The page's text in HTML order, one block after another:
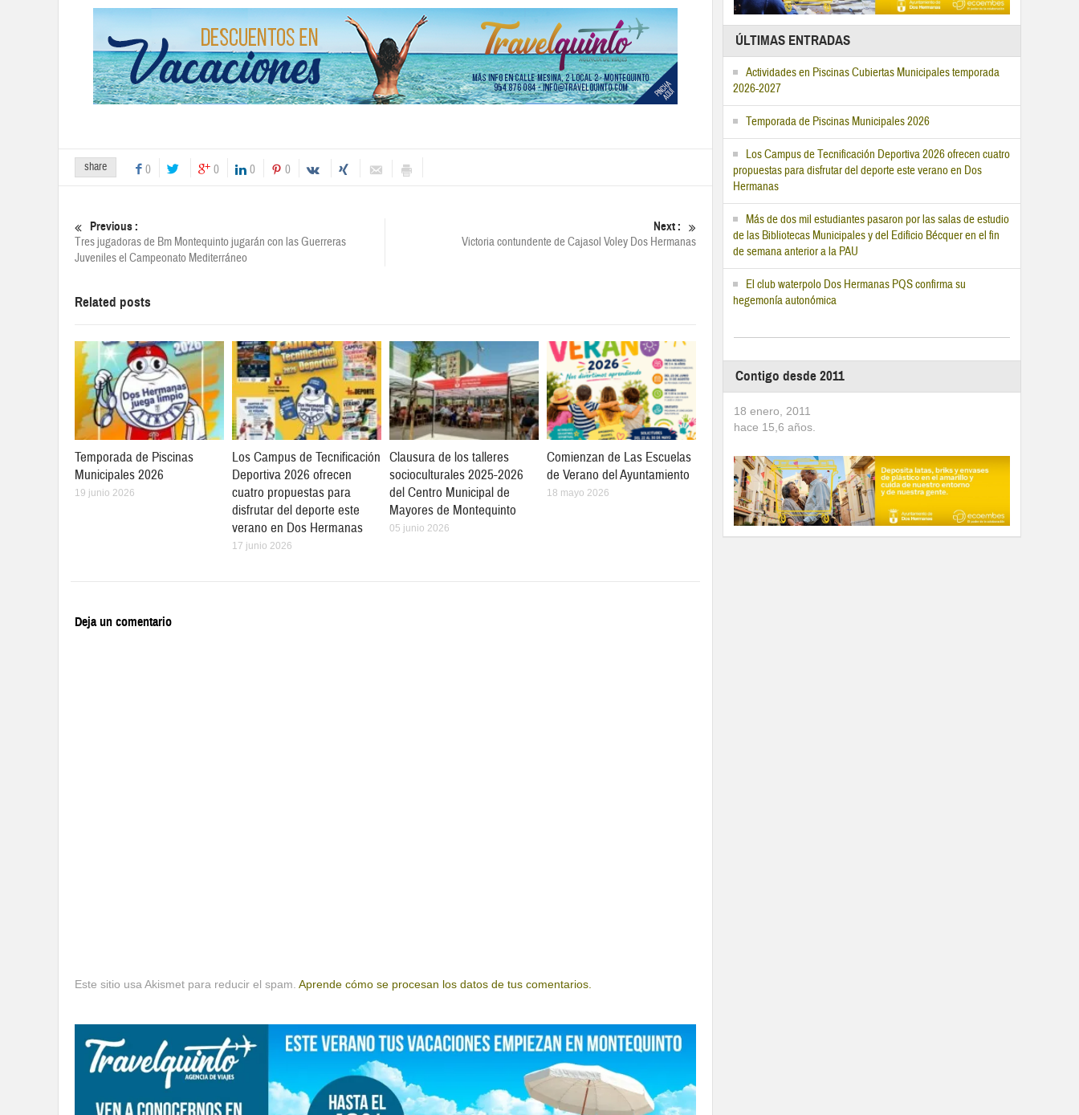
share 0 0 0 0
Previous :
Tres jugadoras de Bm Montequinto jugarán con las Guerreras
Juveniles el Campeonato Mediterráneo
Next :
Victoria contundente de Cajasol Voley Dos Hermanas
Related posts
Temporada de Piscinas
Municipales 2026
19 junio 2026
Los Campus de Tecnificación
Deportiva 2026 ofrecen
cuatro propuestas para
disfrutar del deporte este
verano en Dos Hermanas
17 junio 2026
Clausura de los talleres
socioculturales 2025-2026
del Centro Municipal de
Mayores de Montequinto
05 junio 2026
Comienzan de Las Escuelas
de Verano del Ayuntamiento
18 mayo 2026
Deja un comentario
Este sitio usa Akismet para reducir el spam. Aprende cómo se procesan los datos de tus comentarios.
ÚLTIMAS ENTRADAS
Actividades en Piscinas Cubiertas Municipales temporada
2026-2027
Temporada de Piscinas Municipales 2026
Los Campus de Tecnificación Deportiva 2026 ofrecen cuatro
propuestas para disfrutar del deporte este verano en Dos
Hermanas
Más de dos mil estudiantes pasaron por las salas de estudio
de las Bibliotecas Municipales y del Edificio Bécquer en el fin
de semana anterior a la PAU
El club waterpolo Dos Hermanas PQS confirma su
hegemonía autonómica
Contigo desde 2011
18 enero, 2011
hace 15,6 años.